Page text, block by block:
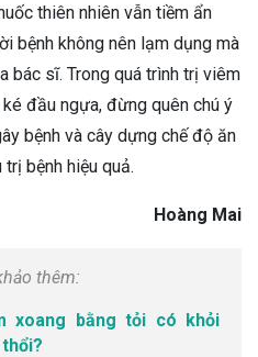
thiên nhiên vẫn tiềm ẩn
bệnh không nên lạm dụng mà
bác sĩ. Trong quá trình trị viêm
đầu ngựa, đừng quên chú ý
bệnh và cây dựng chế độ ăn
bệnh hiệu quả.
Hoàng Mai
thêm:
xoang bằng tỏi có khỏi